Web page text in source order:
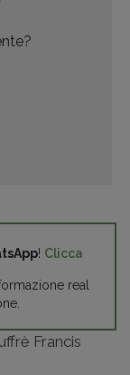
! Clicca
real
Francis